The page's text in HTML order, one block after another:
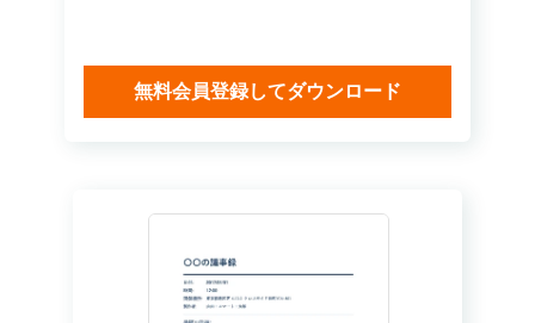
無料会員登録してダウンロード